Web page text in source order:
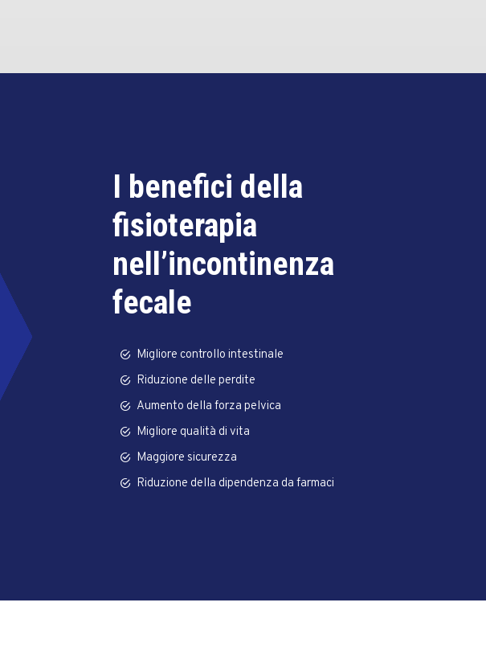
I benefici della
fisioterapia
nell’incontinenza
fecale
Migliore controllo intestinale
Riduzione delle perdite
Aumento della forza pelvica
Migliore qualità di vita
Maggiore sicurezza
Riduzione della dipendenza da farmaci